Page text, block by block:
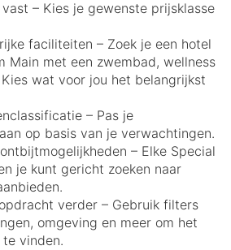
– Kies je gewenste prijsklasse
faciliteiten – Zoek je een hotel
Main met een zwembad, wellness
wat voor jou het belangrijkst
– Pas je
op basis van je verwachtingen.
– Elke Special
je kunt gericht zoeken naar
verder – Gebruik filters
omgeving en meer om het
vinden.